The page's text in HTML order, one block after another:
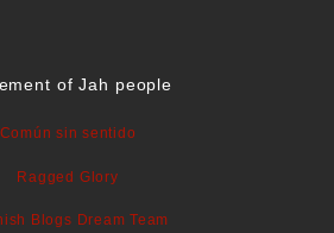
of Jah people
Común sin sentido
Ragged Glory
Blogs Dream Team